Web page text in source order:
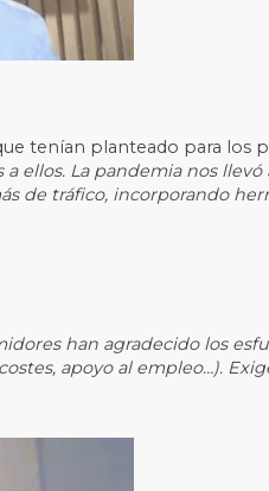
tenían planteado para los
ellos. La pandemia nos
de tráfico, incorporando
han agradecido los
apoyo al empleo…).